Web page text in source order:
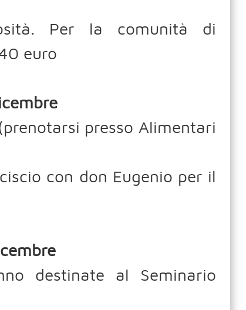
Per la comunità di
euro
presso Alimentari
con don Eugenio per il
destinate al Seminario